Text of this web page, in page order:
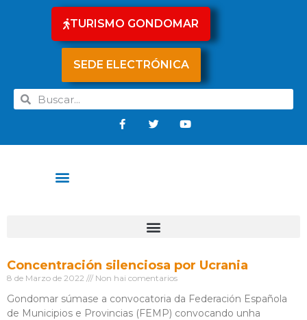
TURISMO GONDOMAR
SEDE ELECTRÓNICA
Concentración silenciosa por Ucrania
8 de Marzo de 2022 Non hai comentarios
Gondomar súmase a convocatoria da Federación Española
de Municipios e Provincias (FEMP) convocando unha